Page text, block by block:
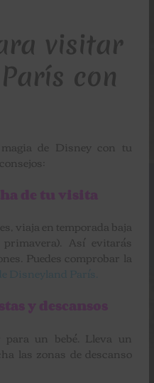
visitar
con
de Disney con tu
de tu visita
viaja en temporada baja
Así evitarás
Puedes comprobar la
y descansos
para un bebé. Lleva un
las zonas de descanso